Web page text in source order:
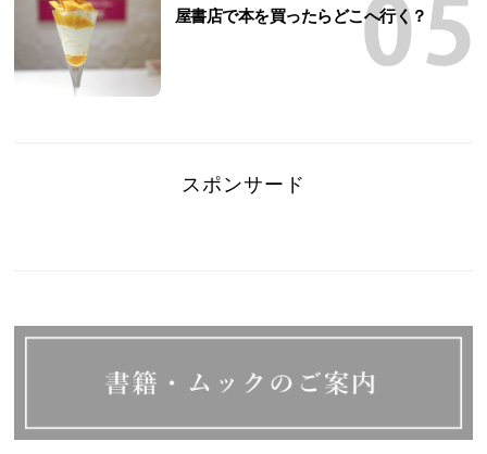
屋書店で本を買ったらどこへ行く？
スポンサード